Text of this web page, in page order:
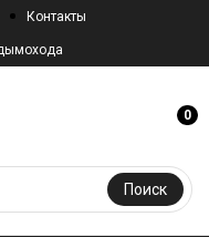
Контакты
Поиск
0